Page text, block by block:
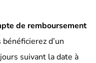
de remboursement
bénéficierez d’un
suivant la date à